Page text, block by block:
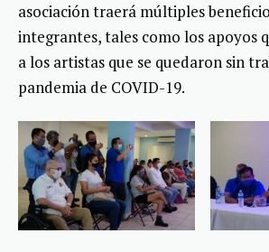
asociación traerá múltiples
integrantes, tales como los apoyos
a los artistas que se quedaron sin
pandemia de COVID-19.